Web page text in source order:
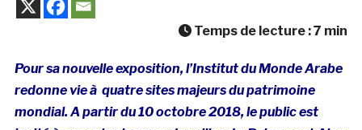
Temps de lecture :7 min
Pour sa nouvelle exposition, l’Institut du Monde Arabe
redonne vie à quatre sites majeurs du patrimoine
mondial. A partir du 10 octobre 2018, le public est